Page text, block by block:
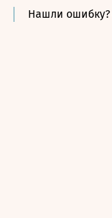
Нашли ошибку?